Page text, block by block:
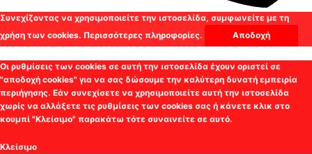
Συνεχίζοντας να χρησιμοποιείτε την ιστοσελίδα, συμφωνείτε με τη
χρήση των cookies. Περισσότερες πληροφορίες. Αποδοχή
Οι ρυθμίσεις των cookies σε αυτή την ιστοσελίδα έχουν οριστεί σε
"αποδοχή cookies" για να σας δώσουμε την καλύτερη δυνατή εμπειρία
περιήγησης. Εάν συνεχίσετε να χρησιμοποιείτε αυτή την ιστοσελίδα
χωρίς να αλλάξετε τις ρυθμίσεις των cookies σας ή κάνετε κλικ στο
κουμπί "Κλείσιμο" παρακάτω τότε συναινείτε σε αυτό.
Κλείσιμο